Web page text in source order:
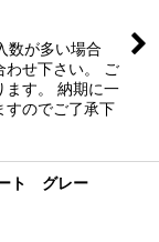
が多い場合
わせ下さい。 ご
ます。 納期に一
すのでご了承下
ート グレー